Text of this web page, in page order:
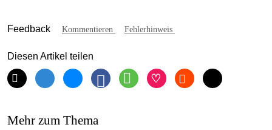
Feedback Kommentieren Fehlerhinweis
Diesen Artikel teilen
Mehr zum Thema